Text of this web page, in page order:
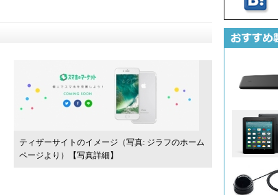
ティザーサイトのイメージ（写真: ジラフのホーム
ページより）
【写真詳細】